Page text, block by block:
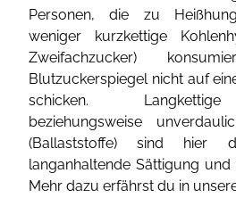
Personen, die zu
weniger kurzkettige
Zweifachzucker)
Blutzuckerspiegel nicht auf
schicken.
beziehungsweise
(Ballaststoffe) sind hier
langanhaltende Sättigung und
Mehr dazu erfährst du in